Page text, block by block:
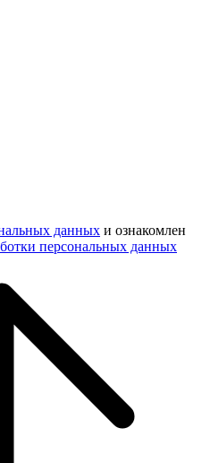
данных и ознакомлен
персональных данных